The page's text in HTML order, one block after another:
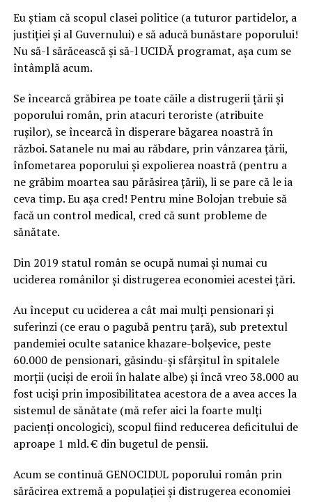
Eu știam că scopul clasei politice (a tuturor partidelor, a
justiției și al Guvernului) e să aducă bunăstare poporului!
Nu să-l sărăcească și să-l UCIDĂ programat, așa cum se
întâmplă acum.
Se încearcă grăbirea pe toate căile a distrugerii țării și
poporului român, prin atacuri teroriste (atribuite
rușilor), se încearcă în disperare băgarea noastră în
război. Satanele nu mai au răbdare, prin vânzarea țării,
înfometarea poporului și expolierea noastră (pentru a
ne grăbim moartea sau părăsirea țării), li se pare că le ia
ceva timp. Eu așa cred! Pentru mine Bolojan trebuie să
facă un control medical, cred că sunt probleme de
sănătate.
Din 2019 statul român se ocupă numai și numai cu
uciderea românilor și distrugerea economiei acestei țări.
Au început cu uciderea a cât mai mulți pensionari și
suferinzi (ce erau o pagubă pentru țară), sub pretextul
pandemiei oculte satanice khazare-bolșevice, peste
60.000 de pensionari, găsindu-și sfârșitul în spitalele
morții (uciși de eroii în halate albe) și încă vreo 38.000 au
fost uciși prin imposibilitatea acestora de a avea acces la
sistemul de sănătate (mă refer aici la foarte mulți
pacienți oncologici), scopul fiind reducerea deficitului de
aproape 1 mld. € din bugetul de pensii.
Acum se continuă GENOCIDUL poporului român prin
sărăcirea extremă a populației și distrugerea economiei